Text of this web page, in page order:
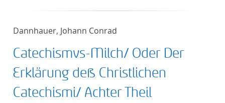
Dannhauer, Johann Conrad
Catechismvs-Milch/ Oder Der
Erklärung deß Christlichen
Catechismi/ Achter Theil